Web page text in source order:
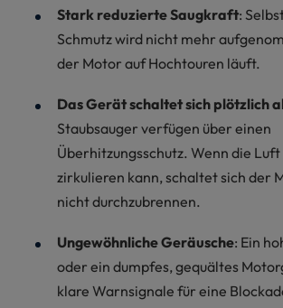
Stark reduzierte Saugkraft:
Schmutz wird nicht mehr
der Motor auf Hochtouren läuft.
Das Gerät schaltet sich plötzlich
Staubsauger verfügen über einen
Überhitzungsschutz. Wenn die
zirkulieren kann, schaltet sich der
nicht durchzubrennen.
Ungewöhnliche Geräusche: Ein
oder ein dumpfes, gequältes
klare Warnsignale für eine